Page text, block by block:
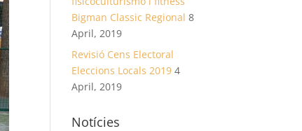
Bigman Classic Regional 8
April, 2019
Revisió Cens Electoral
Eleccions Locals 2019 4
April, 2019
Notícies